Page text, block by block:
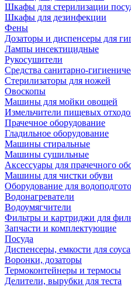
Шкафы для стерилизации
Шкафы для дезинфекции
Фены
Дозаторы и диспенсеры для
Лампы инсектицидные
Рукосушители
Средства санитарно-
Стерилизаторы для ножей
Овоскопы
Машины для мойки овощей
Измельчители пищевых
Прачечное оборудование
Гладильное оборудование
Машины стиральные
Машины сушильные
Аксессуары для прачечного
Машины для чистки обуви
Оборудование для
Водонагреватели
Водоумягчители
Фильтры и картриджи для
Запчасти и комплектующие
Посуда
Диспенсеры, емкости для соуса
Воронки, дозаторы
Термоконтейнеры и термосы
Делители, вырубки для теста